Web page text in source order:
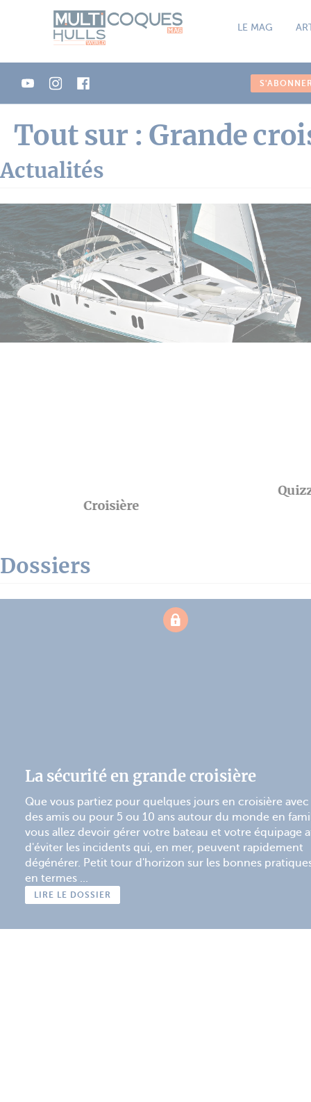
LE MAG
S'ABONNER
Tout sur : Grande
Actualités
Croisière
Dossiers
La sécurité en grande croisière
Que vous partiez pour quelques jours en croisière avec
des amis ou pour 5 ou 10 ans autour du monde en
vous allez devoir gérer votre bateau et votre équipage
d'éviter les incidents qui, en mer, peuvent rapidement
dégénérer. Petit tour d'horizon sur les bonnes
en termes ...
LIRE LE DOSSIER
Panneau de gestion des cookies